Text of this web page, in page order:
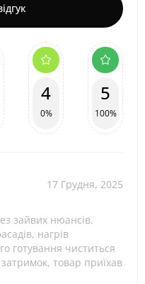
4
0%
5
100%
17 Грудня, 2025
зайвих нюансів.
нагрів
готування чиститься
товар приїхав